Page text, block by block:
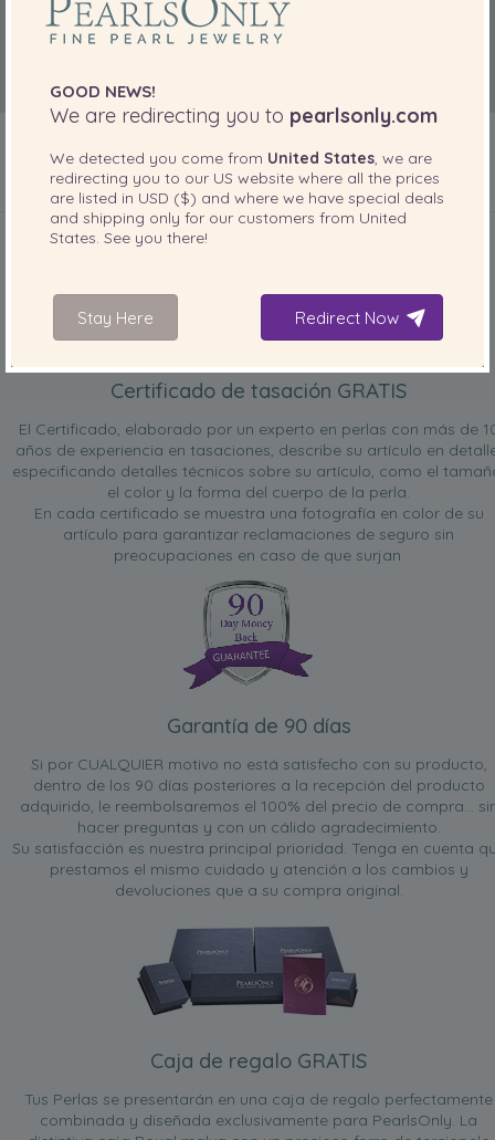
INCLUIDO CON SU PRODUCTO
Certificado de tasación GRATIS
El Certificado, elaborado por un experto en perlas con más de
años de experiencia en tasaciones, describe su artículo en
especificando detalles técnicos sobre su artículo, como el
el color y la forma del cuerpo de la perla.
En cada certificado se muestra una fotografía en color de su
artículo para garantizar reclamaciones de seguro sin
preocupaciones en caso de que surjan.
Garantía de 90 días
Si por CUALQUIER motivo no está satisfecho con su producto,
dentro de los 90 días posteriores a la recepción del producto
adquirido, le reembolsaremos el 100% del precio de compra...
hacer preguntas y con un cálido agradecimiento.
Su satisfacción es nuestra principal prioridad. Tenga en cuenta
prestamos el mismo cuidado y atención a los cambios y
devoluciones que a su compra original.
Caja de regalo GRATIS
Tus Perlas se presentarán en una caja de regalo perfectamente
combinada y diseñada exclusivamente para PearlsOnly. La
GOOD NEWS!
We are redirecting you to pearlsonly.com
We detected you come from United States, we are
redirecting you to our US website where all the prices
are listed in USD ($) and where we have special deals
and shipping only for our customers from United
States. See you there!
Stay Here Redirect Now